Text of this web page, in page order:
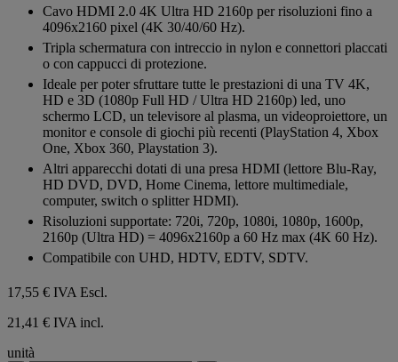
Cavo HDMI 2.0 4K Ultra HD 2160p per risoluzioni fino a
4096x2160 pixel (4K 30/40/60 Hz).
Tripla schermatura con intreccio in nylon e connettori placcati
o con cappucci di protezione.
Ideale per poter sfruttare tutte le prestazioni di una TV 4K,
HD e 3D (1080p Full HD / Ultra HD 2160p) led, uno
schermo LCD, un televisore al plasma, un videoproiettore, un
monitor e console di giochi più recenti (PlayStation 4, Xbox
One, Xbox 360, Playstation 3).
Altri apparecchi dotati di una presa HDMI (lettore Blu-Ray,
HD DVD, DVD, Home Cinema, lettore multimediale,
computer, switch o splitter HDMI).
Risoluzioni supportate: 720i, 720p, 1080i, 1080p, 1600p,
2160p (Ultra HD) = 4096x2160p a 60 Hz max (4K 60 Hz).
Compatibile con UHD, HDTV, EDTV, SDTV.
17,55 € IVA Escl.
21,41 € IVA incl.
unità